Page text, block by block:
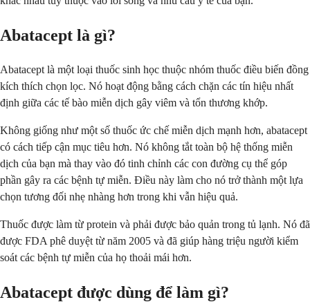
Abatacept là gì?
Abatacept là một loại thuốc sinh học thuộc nhóm thuốc điều biến đồng
kích thích chọn lọc. Nó hoạt động bằng cách chặn các tín hiệu nhất
định giữa các tế bào miễn dịch gây viêm và tổn thương khớp.
Không giống như một số thuốc ức chế miễn dịch mạnh hơn, abatacept
có cách tiếp cận mục tiêu hơn. Nó không tắt toàn bộ hệ thống miễn
dịch của bạn mà thay vào đó tinh chỉnh các con đường cụ thể góp
phần gây ra các bệnh tự miễn. Điều này làm cho nó trở thành một lựa
chọn tương đối nhẹ nhàng hơn trong khi vẫn hiệu quả.
Thuốc được làm từ protein và phải được bảo quản trong tủ lạnh. Nó đã
được FDA phê duyệt từ năm 2005 và đã giúp hàng triệu người kiểm
soát các bệnh tự miễn của họ thoải mái hơn.
Abatacept được dùng để làm gì?